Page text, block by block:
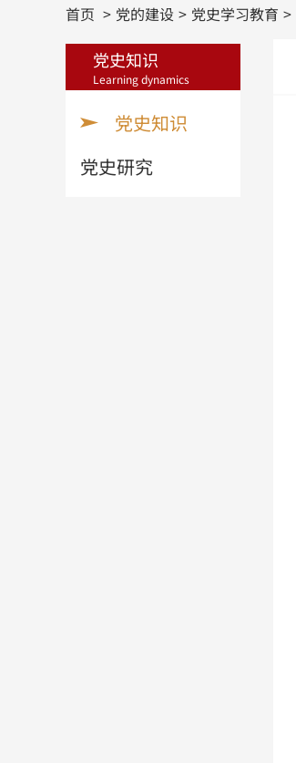
首页 党的建设 党史学习教育
党史知识
Learning dynamics
党史知识
党史研究